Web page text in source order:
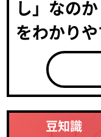
し」なの
をわかり
豆知識